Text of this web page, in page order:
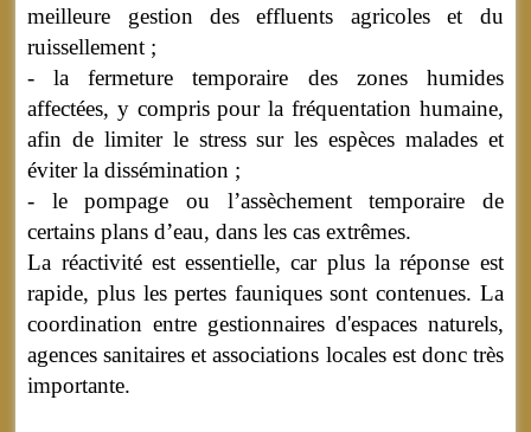
meilleure gestion des effluents agricoles et du
ruissellement ;
- la fermeture temporaire des zones humides
affectées, y compris pour la fréquentation humaine,
afin de limiter le stress sur les espèces malades et
éviter la dissémination ;
- le pompage ou l’assèchement temporaire de
certains plans d’eau, dans les cas extrêmes.
La réactivité est essentielle, car plus la réponse est
rapide, plus les pertes fauniques sont contenues. La
coordination entre gestionnaires d'espaces naturels,
agences sanitaires et associations locales est donc très
importante.